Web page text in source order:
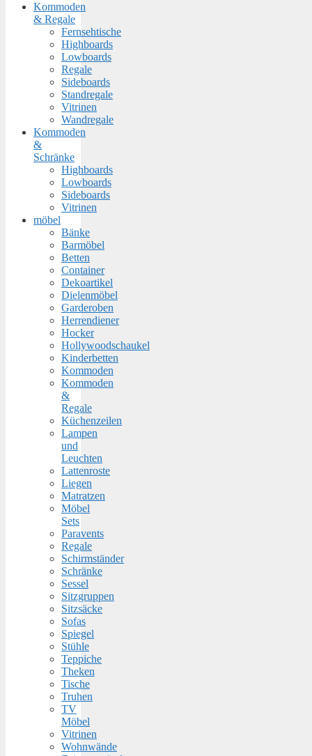
Kommoden
& Regale
Fernsehtische
Highboards
Lowboards
Regale
Sideboards
Standregale
Vitrinen
Wandregale
Kommoden
&
Schränke
Highboards
Lowboards
Sideboards
Vitrinen
möbel
Bänke
Barmöbel
Betten
Container
Dekoartikel
Dielenmöbel
Garderoben
Herrendiener
Hocker
Hollywoodschaukel
Kinderbetten
Kommoden
Kommoden
&
Regale
Küchenzeilen
Lampen
und
Leuchten
Lattenroste
Liegen
Matratzen
Möbel
Sets
Paravents
Regale
Schirmständer
Schränke
Sessel
Sitzgruppen
Sitzsäcke
Sofas
Spiegel
Stühle
Teppiche
Theken
Tische
Truhen
TV
Möbel
Vitrinen
Wohnwände